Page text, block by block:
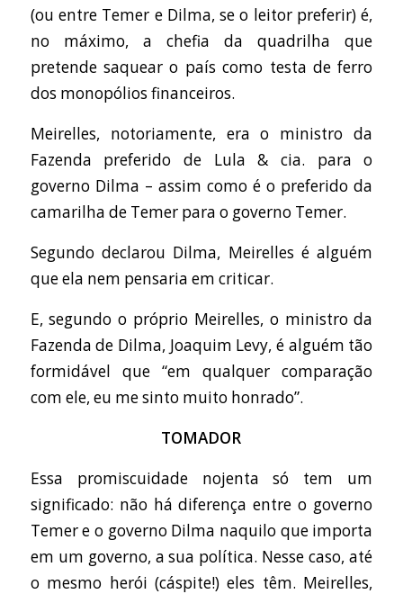
(ou entre Temer e Dilma, se o leitor preferir) é,
no máximo, a chefia da quadrilha que
pretende saquear o país como testa de ferro
dos monopólios financeiros.
Meirelles, notoriamente, era o ministro da
Fazenda preferido de Lula & cia. para o
governo Dilma – assim como é o preferido da
camarilha de Temer para o governo Temer.
Segundo declarou Dilma, Meirelles é alguém
que ela nem pensaria em criticar.
E, segundo o próprio Meirelles, o ministro da
Fazenda de Dilma, Joaquim Levy, é alguém tão
formidável que “em qualquer comparação
com ele, eu me sinto muito honrado”.
TOMADOR
Essa promiscuidade nojenta só tem um
significado: não há diferença entre o governo
Temer e o governo Dilma naquilo que importa
em um governo, a sua política. Nesse caso, até
o mesmo herói (cáspite!) eles têm. Meirelles,